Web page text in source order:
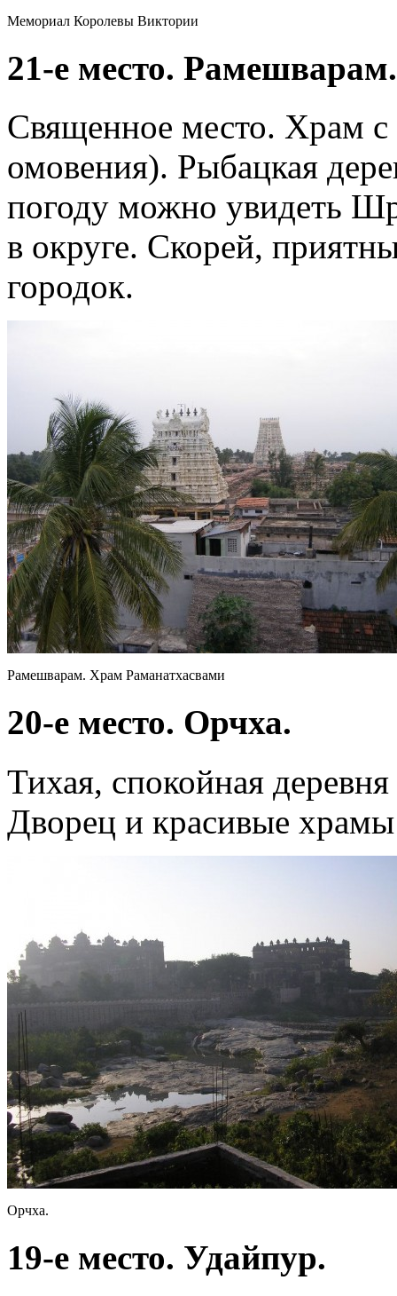
Мемориал Королевы Виктории
21-е место. Рамешварам.
Священное место. Храм
омовения). Рыбацкая
погоду можно увидеть
в округе. Скорей,
городок.
Рамешварам. Храм Раманатхасвами
20-е место. Орчха.
Тихая, спокойная
Дворец и красивые
Орчха.
19-е место. Удайпур.